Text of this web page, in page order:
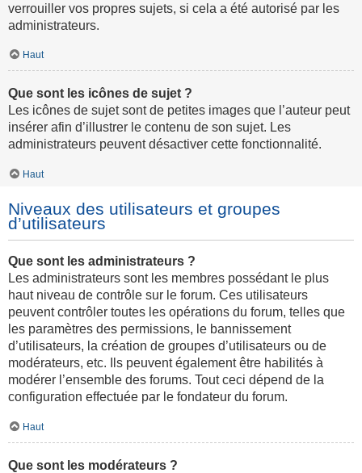
verrouiller vos propres sujets, si cela a été autorisé par les
administrateurs.
Haut
Que sont les icônes de sujet ?
Les icônes de sujet sont de petites images que l’auteur peut
insérer afin d’illustrer le contenu de son sujet. Les
administrateurs peuvent désactiver cette fonctionnalité.
Haut
Niveaux des utilisateurs et groupes
d’utilisateurs
Que sont les administrateurs ?
Les administrateurs sont les membres possédant le plus
haut niveau de contrôle sur le forum. Ces utilisateurs
peuvent contrôler toutes les opérations du forum, telles que
les paramètres des permissions, le bannissement
d’utilisateurs, la création de groupes d’utilisateurs ou de
modérateurs, etc. Ils peuvent également être habilités à
modérer l’ensemble des forums. Tout ceci dépend de la
configuration effectuée par le fondateur du forum.
Haut
Que sont les modérateurs ?